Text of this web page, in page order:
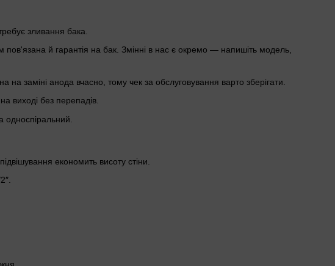
зливання бака.
й гарантія на бак. Змінні в нас є окремо — напишіть модель,
заміні анода вчасно, тому чек за обслуговування варто зберігати.
виході без перепадів.
односпіральний.
економить висоту стіни.